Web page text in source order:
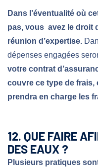
Dans l’éventualité où
pas, vous avez le droit
réunion d’expertise.
dépenses engagées
votre contrat
couvre ce type de frais,
prendra en charge les
12. QUE FAIRE
DES EAUX ?
Plusieurs pratiques